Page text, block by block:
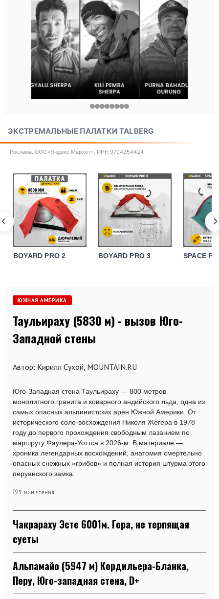
ЭКСТРЕМАЛЬНЫЕ ПАЛАТКИ TALBERG
Реклама. ООО «Яндекс Маркет», ИНН 9704254424
BOYARD PRO 2 BOYARD PRO 3 SPACE
ЮЖНАЯ АМЕРИКА
Таульираху (5830 м) - вызов Юго-
Западной стены
Автор: Кирилл Сухой, MOUNTAIN.RU
Юго-Западная стена Таульираху — 800 метров
монолитного гранита и коварного андийского льда, одна из
самых опасных альпинистских арен Южной Америки. От
исторического соло-восхождения Николя Жегера в 1978
году до первого прохождения свободным лазанием по
маршруту Фаулера-Уоттса в 2026-м. В материале —
хроника легендарных восхождений, анатомия смертельно
опасных снежных «грибов» и полная история штурма этого
перуанского замка.
5 мин чтения
Чакрараху Эсте 6001м. Гора, не терпящая
суеты
Альпамайо (5947 м) Кордильера-Бланка,
Перу, Юго-западная стена, D+